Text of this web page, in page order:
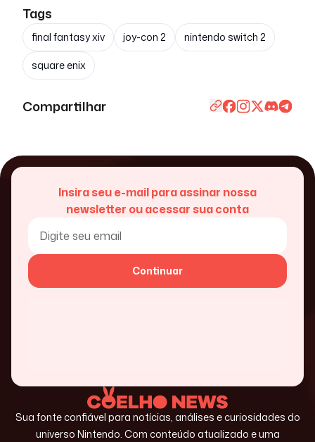
Tags
final fantasy xiv joy-con 2 nintendo switch 2
square enix
Compartilhar
Insira seu e-mail para assinar nossa
newsletter ou acessar sua conta
Continuar
Sua fonte confiável para notícias, análises e curiosidades do
universo Nintendo. Com conteúdo atualizado e uma